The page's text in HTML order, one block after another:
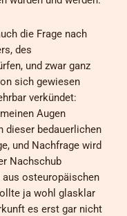
die Frage nach
des
und zwar ganz
sich gewiesen
verkündet:
Augen
dieser bedauerlichen
und Nachfrage wird
Nachschub
osteuropäischen
ja wohl glasklar
es erst gar nicht